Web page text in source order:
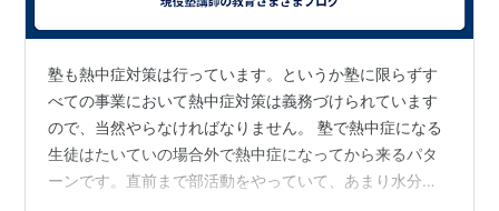
かつては高温多湿の作業環境で発症するものを熱射病、
日光の直射で発症するものを日射病と言い分けていた
が、その発症メカニズムは全く同じものであり、最近で
は熱中症の用語に統一されつつある。
塾も熱中症対策は行っています。というか塾に限らずす
べての事業において熱中症対策は義務づけられています
ので、当然やらなければなりません。 塾で熱中症になる
生徒はたいていの場合外で熱中症になってから来るパタ
ーンです。直前まで部活動をやっていて、あまり水分も